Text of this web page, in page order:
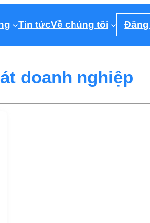
Tin tứcVề chúng tôi
doanh nghiệp